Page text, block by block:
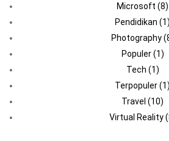
Microsoft (8)
Pendidikan (1)
Photography
Populer(1)
Tech (1)
Terpopuler(1)
Travel (10)
Virtual Reality